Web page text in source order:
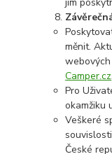
měnit.
Camper.cz.
Pro
okamžiku
Veškeré
České